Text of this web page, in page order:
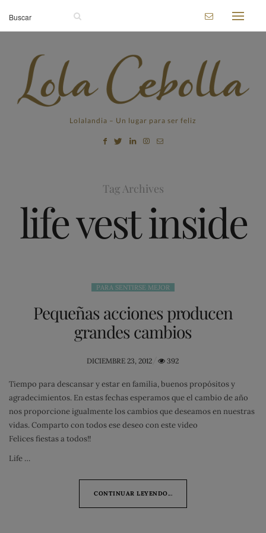
Lolalandia – Un lugar para ser feliz
Tag Archives
life vest inside
PARA SENTIRSE MEJOR
Pequeñas acciones producen
grandes cambios
POSTED
DICIEMBRE 23, 2012 392
Tiempo para descansar y estar en familia, buenos propósitos y
agradecimientos. En estas fechas esperamos que el cambio de año
nos proporcione igualmente los cambios que deseamos en nuestras
vidas. Comparto con todos ese deseo con este video
Felices fiestas a todos!!
Life …
CONTINUAR LEYENDO...